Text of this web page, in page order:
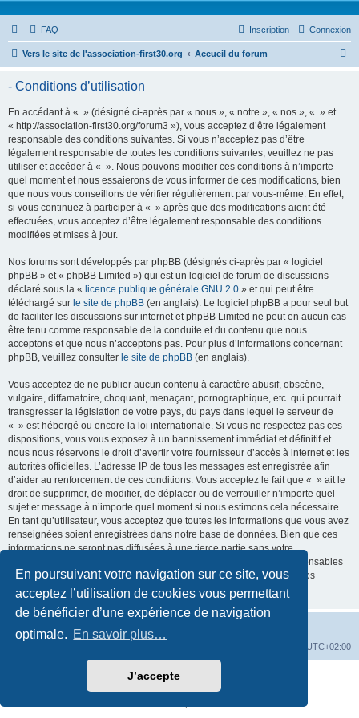
En poursuivant votre navigation sur ce site, vous
acceptez l’utilisation de cookies vous permettant
de bénéficier d’une expérience de navigation
optimale. En savoir plus…
J’accepte
FAQ Connexion
Inscription
Vers le site de l'association-first30.org Accueil du forum
- Conditions d’utilisation
En accédant à « » (désigné ci-après par « nous », « notre », « nos », « » et
« http://association-first30.org/forum3 »), vous acceptez d’être légalement
responsable des conditions suivantes. Si vous n’acceptez pas d’être
légalement responsable de toutes les conditions suivantes, veuillez ne pas
utiliser et accéder à « ». Nous pouvons modifier ces conditions à n’importe
quel moment et nous essaierons de vous informer de ces modifications, bien
que nous vous conseillons de vérifier régulièrement par vous-même. En effet,
si vous continuez à participer à « » après que des modifications aient été
effectuées, vous acceptez d’être légalement responsable des conditions
modifiées et mises à jour.
Nos forums sont développés par phpBB (désignés ci-après par « logiciel
phpBB » et « phpBB Limited ») qui est un logiciel de forum de discussions
déclaré sous la « licence publique générale GNU 2.0 » et qui peut être
téléchargé sur le site de phpBB (en anglais). Le logiciel phpBB a pour seul but
de faciliter les discussions sur internet et phpBB Limited ne peut en aucun cas
être tenu comme responsable de la conduite et du contenu que nous
acceptons et que nous n’acceptons pas. Pour plus d’informations concernant
phpBB, veuillez consulter le site de phpBB (en anglais).
Vous acceptez de ne publier aucun contenu à caractère abusif, obscène,
vulgaire, diffamatoire, choquant, menaçant, pornographique, etc. qui pourrait
transgresser la législation de votre pays, du pays dans lequel le serveur de
« » est hébergé ou encore la loi internationale. Si vous ne respectez pas ces
dispositions, vous vous exposez à un bannissement immédiat et définitif et
nous nous réservons le droit d’avertir votre fournisseur d’accès à internet et les
autorités officielles. L’adresse IP de tous les messages est enregistrée afin
d’aider au renforcement de ces conditions. Vous acceptez le fait que « » ait le
droit de supprimer, de modifier, de déplacer ou de verrouiller n’importe quel
sujet et message à n’importe quel moment si nous estimons cela nécessaire.
En tant qu’utilisateur, vous acceptez que toutes les informations que vous avez
renseignées soient enregistrées dans notre base de données. Bien que ces
informations ne seront pas diffusées à une tierce partie sans votre
consentement, ni « », ni phpBB, ne pourront être tenus comme responsables
en cas de tentative de piratage informatique visant à compromettre vos
données.
UTC+02:00
phpBB® Forum Software © phpBB Limited
©